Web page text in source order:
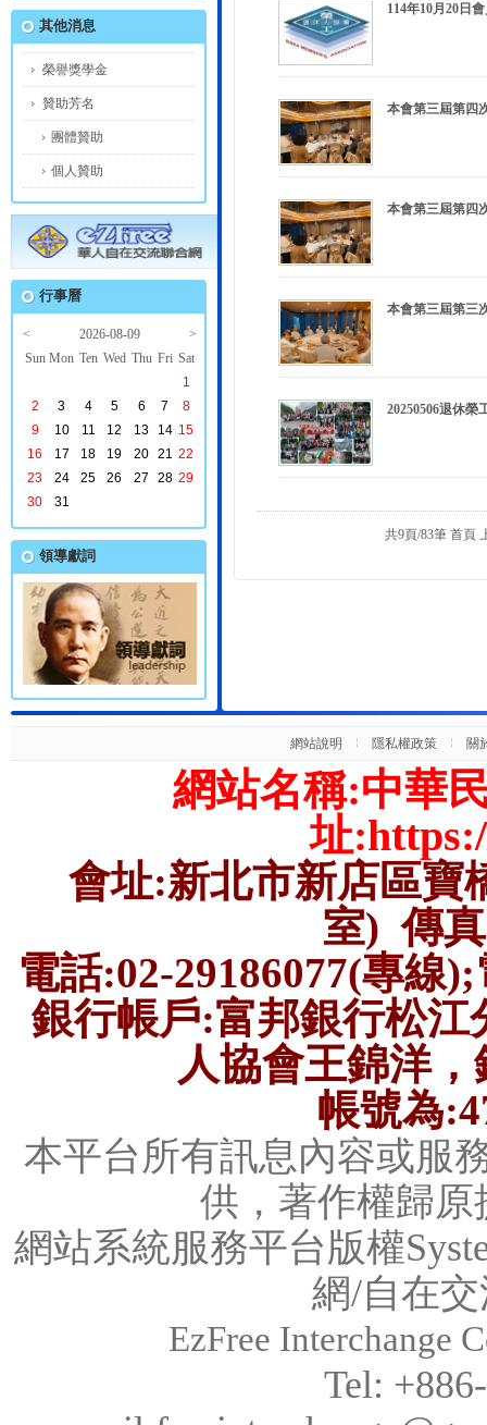
其他消息
榮譽獎學金
贊助芳名
團體贊助
個人贊助
行事曆
< 2026-08-09
>
Sun Mon Ten Wed Thu Fri Sat
1
2
3 4 5 6 7
8
9
10 11 12 13 14 15
16
17 18 19 20 21 22
23
24 25 26 27 28 29
30
31
領導獻詞
114年10月20日
本會第三屆第四
本會第三屆第四
本會第三屆第三
20250506退休榮
共9頁/83筆 首頁
網站說明 隱私權政策 關
網站名稱:中華
址
會址:新北市新店區寶
室)傳
電話:02-29186077(專線);
銀行帳戶:富邦銀行松
人協會王錦洋
帳號為
本平台所有訊息內容或服
供，著作權歸
網站系統服務平台版權
網/自在
EzFree Interchange
Tel: